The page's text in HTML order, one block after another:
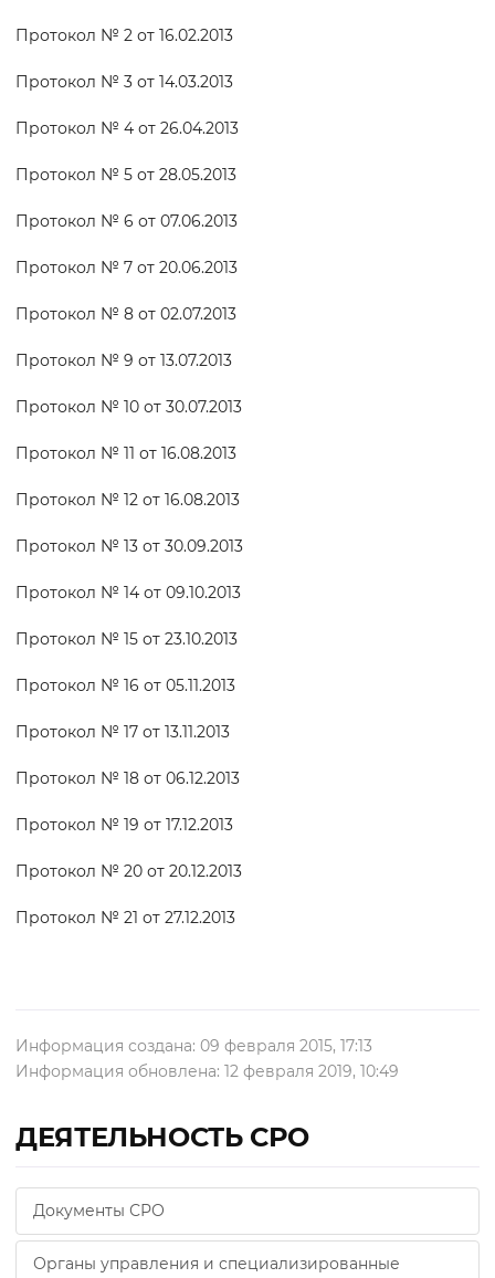
Протокол № 2 от 16.02.2013
Протокол № 3 от 14.03.2013
Протокол № 4 от 26.04.2013
Протокол № 5 от 28.05.2013
Протокол № 6 от 07.06.2013
Протокол № 7 от 20.06.2013
Протокол № 8 от 02.07.2013
Протокол № 9 от 13.07.2013
Протокол № 10 от 30.07.2013
Протокол № 11 от 16.08.2013
Протокол № 12 от 16.08.2013
Протокол № 13 от 30.09.2013
Протокол № 14 от 09.10.2013
Протокол № 15 от 23.10.2013
Протокол № 16 от 05.11.2013
Протокол № 17 от 13.11.2013
Протокол № 18 от 06.12.2013
Протокол № 19 от 17.12.2013
Протокол № 20 от 20.12.2013
Протокол № 21 от 27.12.2013
Информация создана: 09 февраля 2015, 17:13
Информация обновлена: 12 февраля 2019, 10:49
ДЕЯТЕЛЬНОСТЬ СРО
Документы СРО
Органы управления и специализированные